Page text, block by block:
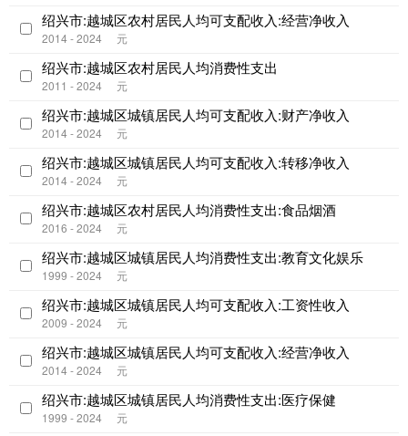
绍兴市:越城区农村居民人均可支配收入:经营净收入
2014 - 2024 元
绍兴市:越城区农村居民人均消费性支出
2011 - 2024 元
绍兴市:越城区城镇居民人均可支配收入:财产净收入
2014 - 2024 元
绍兴市:越城区城镇居民人均可支配收入:转移净收入
2014 - 2024 元
绍兴市:越城区农村居民人均消费性支出:食品烟酒
2016 - 2024 元
绍兴市:越城区城镇居民人均消费性支出:教育文化娱乐
1999 - 2024 元
绍兴市:越城区城镇居民人均可支配收入:工资性收入
2009 - 2024 元
绍兴市:越城区城镇居民人均可支配收入:经营净收入
2014 - 2024 元
绍兴市:越城区城镇居民人均消费性支出:医疗保健
1999 - 2024 元